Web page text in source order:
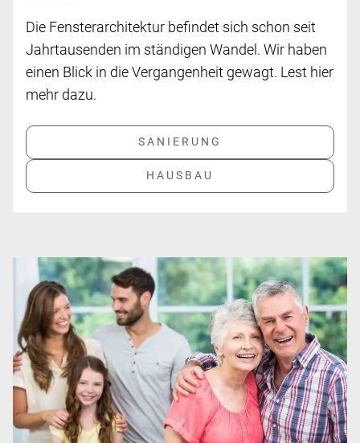
Die Fensterarchitektur befindet sich schon seit
Jahrtausenden im ständigen Wandel. Wir haben
einen Blick in die Vergangenheit gewagt. Lest hier
mehr dazu.